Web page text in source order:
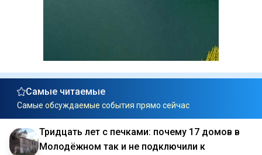
Самые читаемые
Самые обсуждаемые события прямо сейчас
Тридцать лет с печками: почему 17 домов в
Молодёжном так и не подключили к